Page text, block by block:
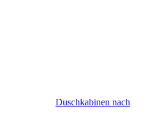
Duschkabinen nach